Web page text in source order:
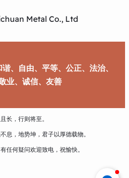
Metal Co., Ltd
、自由、平等、公正、法治、
业、诚信、友善
长，行则将至。
息，地势坤，君子以厚德载物。
任何疑问欢迎致电，祝愉快。